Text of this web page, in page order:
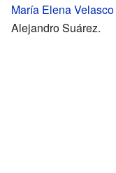
María Elena Velasco
Alejandro Suárez.